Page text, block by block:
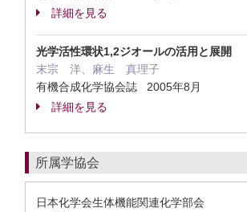
詳細を見る
光学活性環状1,2ジオールの活用と展開
末宗 洋、麻生 真理子
有機合成化学協会誌 2005年8月
詳細を見る
所属学協会
日本化学会生体機能関連化学部会